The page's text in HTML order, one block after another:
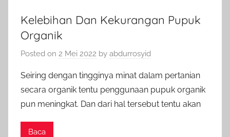
Kelebihan Dan Kekurangan Pupuk
Organik
Posted on 2 Mei 2022 by abdurrosyid
Seiring dengan tingginya minat dalam pertanian
secara organik tentu penggunaan pupuk organik
pun meningkat. Dan dari hal tersebut tentu akan
Baca